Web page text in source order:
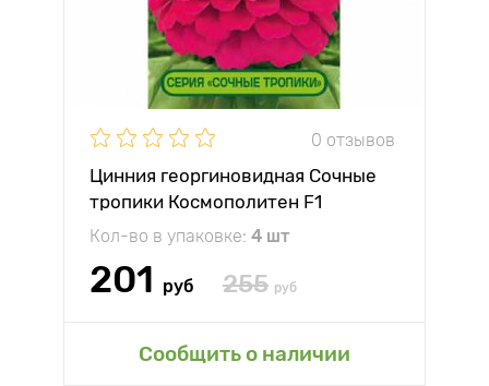
0 отзывов
Цинния георгиновидная Сочные
тропики Космополитен F1
Партнер
Кол-во в упаковке: 4 шт
201 руб 255 руб
Сообщить о наличии